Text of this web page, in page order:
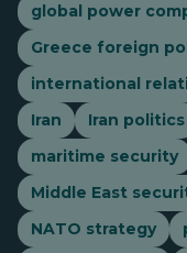
global power
Greece foreign
international
Iran
Iran politics
maritime security
Middle East
NATO strategy